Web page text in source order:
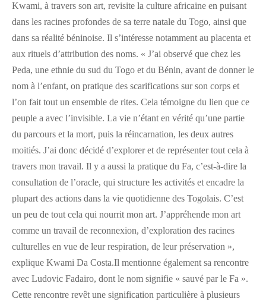
Kwami, à travers son art, revisite la culture africaine en puisant
dans les racines profondes de sa terre natale du Togo, ainsi que
dans sa réalité béninoise. Il s’intéresse notamment au placenta et
aux rituels d’attribution des noms. « J’ai observé que chez les
Peda, une ethnie du sud du Togo et du Bénin, avant de donner le
nom à l’enfant, on pratique des scarifications sur son corps et
l’on fait tout un ensemble de rites. Cela témoigne du lien que ce
peuple a avec l’invisible. La vie n’étant en vérité qu’une partie
du parcours et la mort, puis la réincarnation, les deux autres
moitiés. J’ai donc décidé d’explorer et de représenter tout cela à
travers mon travail. Il y a aussi la pratique du Fa, c’est-à-dire la
consultation de l’oracle, qui structure les activités et encadre la
plupart des actions dans la vie quotidienne des Togolais. C’est
un peu de tout cela qui nourrit mon art. J’appréhende mon art
comme un travail de reconnexion, d’exploration des racines
culturelles en vue de leur respiration, de leur préservation »,
explique Kwami Da Costa.Il mentionne également sa rencontre
avec Ludovic Fadairo, dont le nom signifie « sauvé par le Fa ».
Cette rencontre revêt une signification particulière à plusieurs